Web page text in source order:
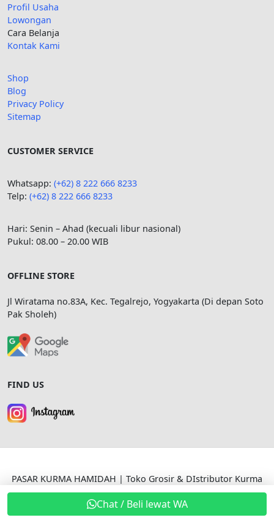
Profil Usaha
Lowongan
Cara Belanja
Kontak Kami
Shop
Blog
Privacy Policy
Sitemap
CUSTOMER SERVICE
Whatsapp: (+62) 8 222 666 8233
Telp: (+62) 8 222 666 8233
Hari: Senin – Ahad (kecuali libur nasional)
Pukul: 08.00 – 20.00 WIB
OFFLINE STORE
Jl Wiratama no.83A, Kec. Tegalrejo, Yogyakarta (Di depan Soto
Pak Sholeh)
FIND US
PASAR KURMA HAMIDAH | Toko Grosir & DIstributor Kurma
di Jogja
Chat / Beli lewat WA